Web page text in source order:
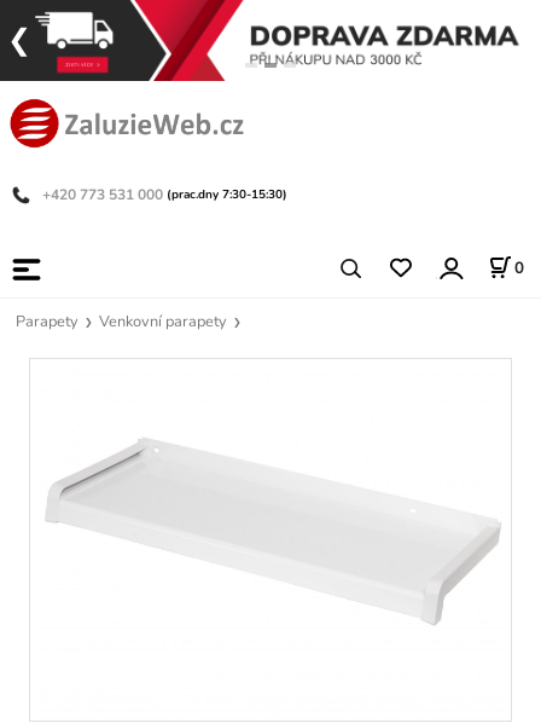
+420 773 531 000 (prac.dny 7:30-15:30)
0
Parapety Venkovní parapety